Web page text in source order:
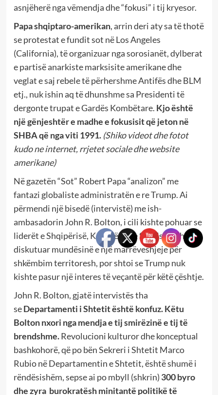
asnjëherë nga vëmendja dhe “fokusi” i tij kryesor.
Papa shqiptaro-amerikan, arrin deri aty sa të thotë
se protestat e fundit sot në Los Angeles
(California), të organizuar nga sorosianët, dylberat
e partisë anarkiste marksisite amerikane dhe
veglat e saj rebele të përhershme Antifës dhe BLM
etj., nuk ishin aq të dhunshme sa Presidenti të
dergonte trupat e Gardës Kombëtare. Kjo është
një gënjeshtër e madhe e fokusisit që jeton në
SHBA që nga viti 1991. (Shiko videot dhe fotot
kudo ne internet, rrjetet sociale dhe website
amerikane)
Në gazetën “Sot” Robert Papa “analizon” me
fantazi globaliste administratën e re Trump. Ai
përmendi një bisedë (intervistë) me ish-
ambasadorin John R. Bolton, i cili kishte pohuar se
liderët e Shqipërisë, Kosovës dhe Serbisë kishin
diskutuar mundësinë e një marrëveshjeje për
shkëmbim territoresh, por shtoi se Trump nuk
kishte pasur një interes të veçantë për këtë çështje.
John R. Bolton, gjatë intervistës tha
seDepartamenti i Shtetit është konfuz. Këtu
Bolton nxori nga mendja e tij smirëzinë e tij të
brendshme.Revolucioni kulturor dhe konceptual
bashkohorë, që po bën Sekreri i Shtetit Marco
Rubio në Departamentin e Shtetit, është shumë i
rëndësishëm, sepse ai po mbyll (shkrin) 300 byro
dhe zyra burokratësh minitantë politikë të